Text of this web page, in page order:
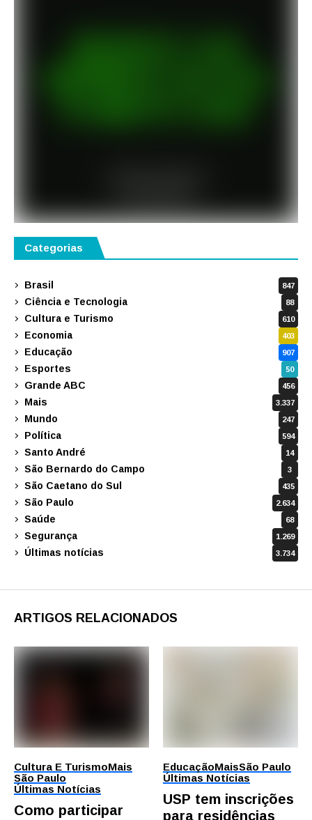
Categorias
Brasil 847
Ciência e Tecnologia 88
Cultura e Turismo 610
Economia 403
Educação 907
Esportes 50
Grande ABC 456
Mais 3.337
Mundo 247
Política 594
Santo André 14
São Bernardo do Campo 3
São Caetano do Sul 435
São Paulo 2.634
Saúde 68
Segurança 1.269
Últimas notícias 3.734
ARTIGOS RELACIONADOS
Cultura E TurismoMais
São Paulo
Últimas Notícias
Como participar
EducaçãoMaisSão Paulo
Últimas Notícias
USP tem inscrições
para residências